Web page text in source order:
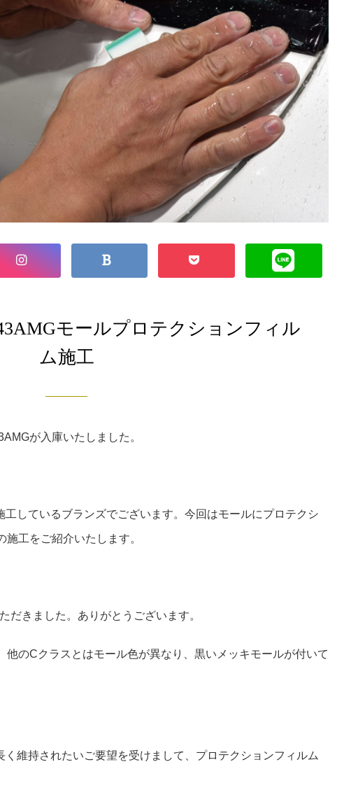
モールプロテクションフィル
ム施工
が入庫いたしました。
しているブランズでございます。今回はモールにプロテクシ
工をご紹介いたします。
だきました。ありがとうございます。
他のCクラスとはモール色が異なり、黒いメッキモールが付いて
維持されたいご要望を受けまして、プロテクションフィルム